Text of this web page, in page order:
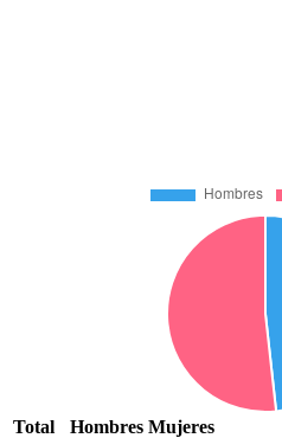
Total Hombres Mujeres